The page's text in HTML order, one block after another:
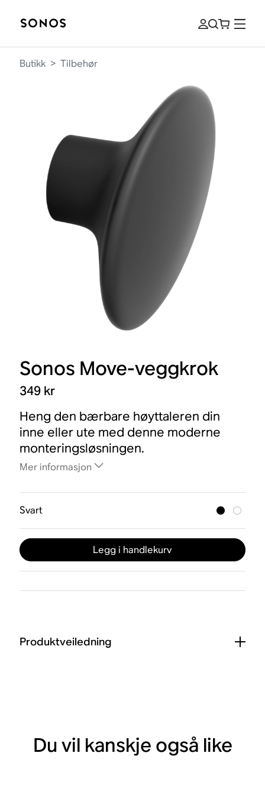
Butikk > Tilbehør
Sonos Move-veggkrok
349 kr
Heng den bærbare høyttaleren din
inne eller ute med denne moderne
monteringsløsningen.
Mer informasjon
Svart
Legg i handlekurv
Produktveiledning
Du vil kanskje også like